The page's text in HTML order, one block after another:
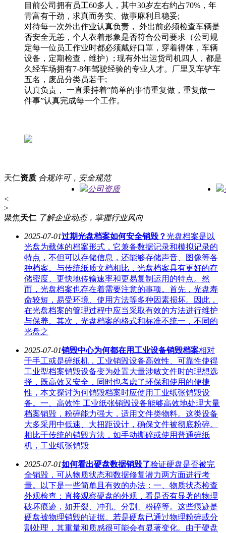
目前公司拥有员工60多人，其中30岁左右约占70%，年
青富有干劲，求真而务实、做事麻利且稳妥;
对待每一次外出作业认真负责， 外出前必须检查车辆是
否安全无恙，个人衣着形象是否符合公司要求（公司规
定每一位员工作业时都必须戴好口罩，穿着得体，车辆
设备，定期检查，维护）; 现有外出运货司机四人，都是
久经车场拥有7-8年驾驶经验的专业人才。厂里叉车铲车
五名，废品分类员若干;
认真负责， 一直秉持着“简单的事情重复做，重复做一
件事”认真完成每一个工作。
天仁资质 合规许可，安全规范
公司资质
<
>
聚焦天仁 了解企业动态，掌握行业风向
2025-07-01过期光盘档案如何安全销毁？光盘档案是以
光盘为载体的档案形式，它兼备数据记录和模拟记录的
特点，不但可以存储信息，还能够存储声音、图像等各
种档案。与传统纸质文档相比，光盘档案具有更好的存
储密度、更快地传输速率和更易复制运用的特点。然
而，光盘档案也存在着需要注意的事项。首先，光盘寿
命较短，易受环境、使用方法等多种因素损坏。因此，
在光盘档案的管理过程中应当采取有效的方法进行维护
与保养。其次，光盘档案的格式和标准不统一，不同的
光盘之
2025-07-01销毁中心为何都在用工业设备销毁档案相对
于手工或是碎纸机，工业销毁设备高效性、可靠性使得
工业型档案销毁设备变为处置大量涉敏文件时的理想选
择，既高效又安全，同时也考虑了环保和使用的便捷
性，本文探讨为何销毁档案时应使用工业纸张销毁设
备。一、高效性 工业纸张销毁设备能够高效地处理大量
档案销毁，粉碎能力强大，适用文件类物料。这类设备
大多采用中低速、大扭距设计，确保文件被彻底粉碎。
相比于传统的销毁方法，如手动撕碎或使用普通碎纸
机，工业纸张销毁
2025-07-01如何看出硬盘数据销毁了验证硬盘是否被完
全销毁，可从物质状态和数据修复潜力两方面进行考
量。以下是一些简单且有效的办法：一、物质状态检查
外观检查：直接观察硬盘的外观，看是否有显著的物理
破坏痕迹，如开裂、冲孔、分割、粉碎等。这些痕迹是
硬盘被物理销毁的证据。若是硬盘已通过物理粉碎或分
割处理，其重量和质感很可能会有显著变化。由于硬盘